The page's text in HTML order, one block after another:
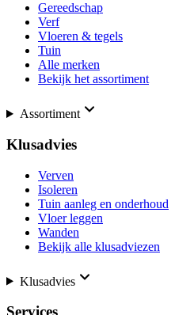
Gereedschap
Verf
Vloeren & tegels
Tuin
Alle merken
Bekijk het assortiment
Assortiment
Klusadvies
Verven
Isoleren
Tuin aanleg en onderhoud
Vloer leggen
Wanden
Bekijk alle klusadviezen
Klusadvies
Services